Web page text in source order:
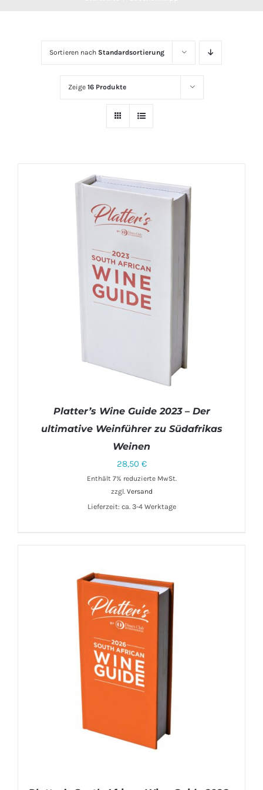
Sortieren nach Standardsortierung
Zeige 16 Produkte
IN DEN WARENKORB / DETAILS
Platter’s Wine Guide 2023 – Der
ultimative Weinführer zu Südafrikas
Weinen
28,50 €
Enthält 7% reduzierte MwSt.
zzgl. Versand
Lieferzeit: ca. 3-4 Werktage